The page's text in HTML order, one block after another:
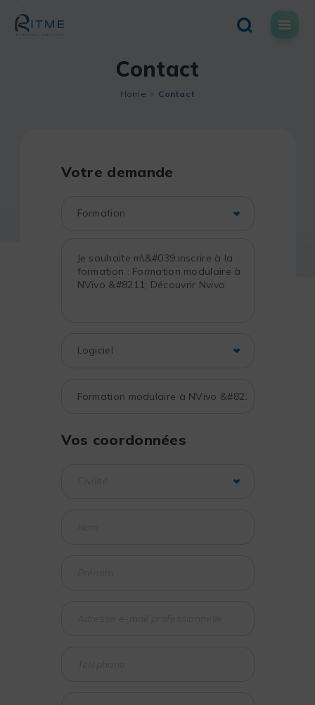
content
Contact
Home Contact
Votre demande
Vos coordonnées